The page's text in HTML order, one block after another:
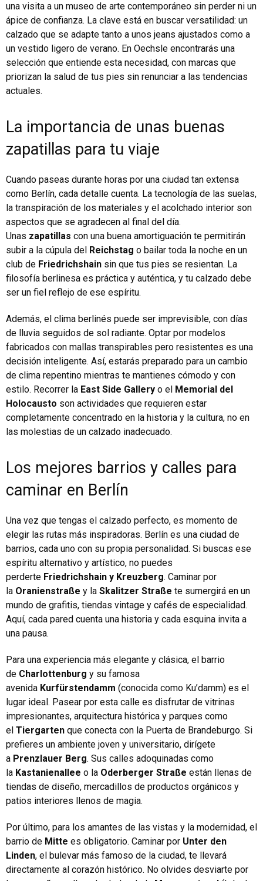
una visita a un museo de arte contemporáneo sin perder ni un
ápice de confianza. La clave está en buscar versatilidad: un
calzado que se adapte tanto a unos jeans ajustados como a
un vestido ligero de verano. En Oechsle encontrarás una
selección que entiende esta necesidad, con marcas que
priorizan la salud de tus pies sin renunciar a las tendencias
actuales.
La importancia de unas buenas
zapatillas para tu viaje
Cuando paseas durante horas por una ciudad tan extensa
como Berlín, cada detalle cuenta. La tecnología de las suelas,
la transpiración de los materiales y el acolchado interior son
aspectos que se agradecen al final del día.
Unas zapatillas con una buena amortiguación te permitirán
subir a la cúpula del Reichstag o bailar toda la noche en un
club de Friedrichshain sin que tus pies se resientan. La
filosofía berlinesa es práctica y auténtica, y tu calzado debe
ser un fiel reflejo de ese espíritu.
Además, el clima berlinés puede ser imprevisible, con días
de lluvia seguidos de sol radiante. Optar por modelos
fabricados con mallas transpirables pero resistentes es una
decisión inteligente. Así, estarás preparado para un cambio
de clima repentino mientras te mantienes cómodo y con
estilo. Recorrer la East Side Gallery o el Memorial del
Holocausto son actividades que requieren estar
completamente concentrado en la historia y la cultura, no en
las molestias de un calzado inadecuado.
Los mejores barrios y calles para
caminar en Berlín
Una vez que tengas el calzado perfecto, es momento de
elegir las rutas más inspiradoras. Berlín es una ciudad de
barrios, cada uno con su propia personalidad. Si buscas ese
espíritu alternativo y artístico, no puedes
perderte Friedrichshain y Kreuzberg. Caminar por
la Oranienstraße y la Skalitzer Straße te sumergirá en un
mundo de grafitis, tiendas vintage y cafés de especialidad.
Aquí, cada pared cuenta una historia y cada esquina invita a
una pausa.
Para una experiencia más elegante y clásica, el barrio
de Charlottenburg y su famosa
avenida Kurfürstendamm (conocida como Ku’damm) es el
lugar ideal. Pasear por esta calle es disfrutar de vitrinas
impresionantes, arquitectura histórica y parques como
el Tiergarten que conecta con la Puerta de Brandeburgo. Si
prefieres un ambiente joven y universitario, dirígete
a Prenzlauer Berg. Sus calles adoquinadas como
la Kastanienallee o la Oderberger Straße están llenas de
tiendas de diseño, mercadillos de productos orgánicos y
patios interiores llenos de magia.
Por último, para los amantes de las vistas y la modernidad, el
barrio de Mitte es obligatorio. Caminar por Unter den
Linden, el bulevar más famoso de la ciudad, te llevará
directamente al corazón histórico. No olvides desviarte por